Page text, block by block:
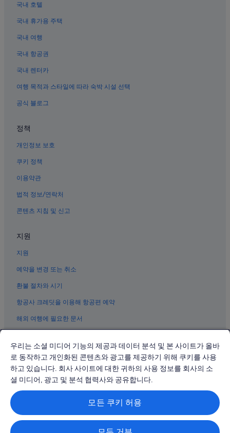
골드코스트 호텔
옹핑 360 케이블카 근처 호텔
옹핑 케이블카의 아파트
홍콩 국제공항 근처 호텔
스카이피어 근처 호텔
퉁청의 게스트하우스
국내 호텔
국내 휴가용 주택
국내 여행
국내 항공권
국내 렌터카
여행 목적과 스타일에 따라 숙박 시설 선택
공식 블로그
정책
개인정보 보호
쿠키 정책
이용약관
법적 정보/연락처
콘텐츠 지침 및 신고
지원
지원
예약을 변경 또는 취소
환불 절차와 시기
항공사 크레딧을 이용해 항공편 예약
해외 여행에 필요한 문서
© 2026 Expedia, Inc., Expedia Group 계열사. All rights reserved.
Expedia 및 비행기 로고는 Expedia, Inc.의 상표 또는 등록 상표입니다.
분쟁 해결: 전화: 02-3480-0118, 이메일: travel@support.expedia.co.kr
트래블파트너익스체인지코리아 주식회사. 사업자등록번호: 821-88-01025
익스피디아트래블코리아 주식회사, 서울특별시 종로구 종로5길 7(청진동).
관광사업자등록번호: 제2016-000008호, 통신판매업신고번호: 2015-서울
우리는 소셜 미디어 기능의 제공과 데이터 분석 및 본 사이트가 올바
로 동작하고 개인화된 콘텐츠와 광고를 제공하기 위해 쿠키를 사용
하고 있습니다. 회사 사이트에 대한 귀하의 사용 정보를 회사의 소
셜 미디어, 광고 및 분석 협력사와 공유합니다.
모든 쿠키 허용